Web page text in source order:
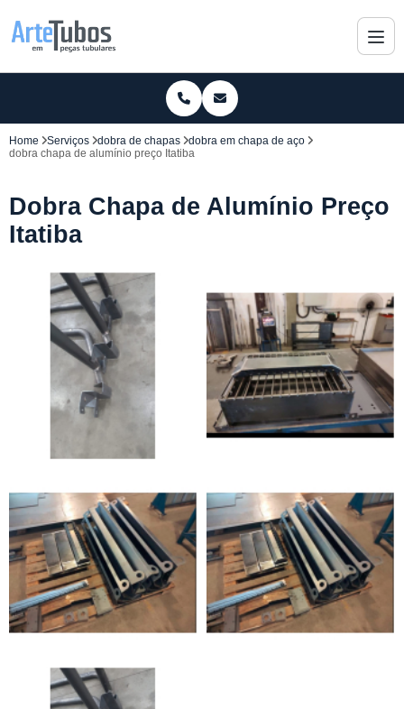
Home Serviços dobra de chapas
dobra em chapa de aço
dobra chapa de alumínio preço Itatiba
Dobra Chapa de Alumínio Preço
Itatiba